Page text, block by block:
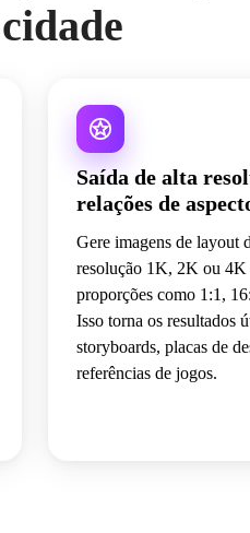
Saída de alta
relações de
Gere imagens de layout
resolução 1K, 2K ou 4K
proporções como 1:1,
Isso torna os resultados
storyboards, placas de
referências de jogos.